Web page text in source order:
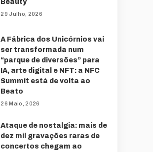
Beauty
29 Julho, 2026
A Fábrica dos Unicórnios vai
ser transformada num
“parque de diversões” para
IA, arte digital e NFT: a NFC
Summit está de volta ao
Beato
26 Maio, 2026
Ataque de nostalgia: mais de
dez mil gravações raras de
concertos chegam ao